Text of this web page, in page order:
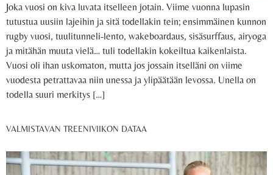
Joka vuosi on kiva luvata itselleen jotain. Viime vuonna lupasin
tutustua uusiin lajeihin ja sitä todellakin tein; ensimmäinen kunnon
rugby vuosi, tuulitunneli-lento, wakeboardaus, sisäsurffaus, airyoga
ja mitähän muuta vielä… tuli todellakin kokeiltua kaikenlaista.
Vuosi oli ihan uskomaton, mutta jos jossain itselläni on viime
vuodesta petrattavaa niin unessa ja ylipäätään levossa. Unella on
todella suuri merkitys […]
VALMISTAVAN TREENIVIIKON DATAA